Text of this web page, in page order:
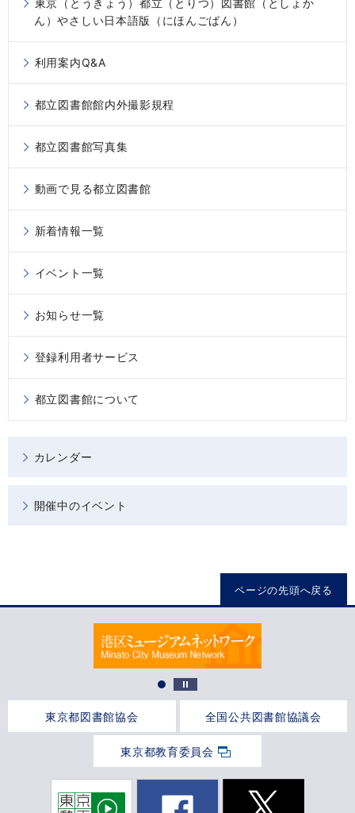
東京（とうきょう）都立（とりつ）図書館（としょか
ん）やさしい日本語版（にほんごばん）
利用案内Q&A
都立図書館館内外撮影規程
都立図書館写真集
動画で見る都立図書館
新着情報一覧
イベント一覧
お知らせ一覧
登録利用者サービス
都立図書館について
カレンダー
開催中のイベント
ページの先頭へ戻る
東京都図書館協会 全国公共図書館協議会
東京都教育委員会